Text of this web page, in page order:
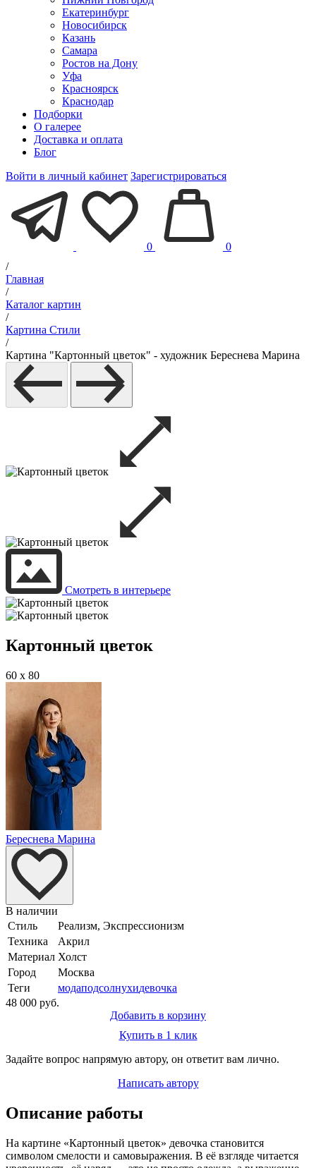
Екатеринбург
Новосибирск
Казань
Самара
Ростов на Дону
Уфа
Красноярск
Краснодар
Подборки
О галерее
Доставка и оплата
Блог
Войти в личный кабинет Зарегистрироваться
0
0
/
Главная
/
Каталог картин
/
Картина Стили
/
Картина "Картонный цветок" - художник Береснева Марина
Смотреть в интерьере
Картонный цветок
60 x 80
Береснева Марина
В наличии
Стиль
Реализм, Экспрессионизм
Техника
Акрил
Материал Холст
Город
Москва
Теги
модаподсолнухидевочка
48 000 руб.
Добавить в корзину
Купить в 1 клик
Задайте вопрос напрямую автору, он ответит вам лично.
Написать автору
Описание работы
На картине «Картонный цветок» девочка становится
символом смелости и самовыражения. В её взгляде читается